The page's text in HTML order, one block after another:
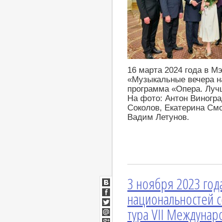
16 марта 2024 года в
«Музыкальные вечера
программа «Опера.
На фото: Антон
Соколов, Екатерина
Вадим Летунов.
3 ноября 2023
национальностей
тура VII
ВКонтакте
Facebook
Twitter
Мой